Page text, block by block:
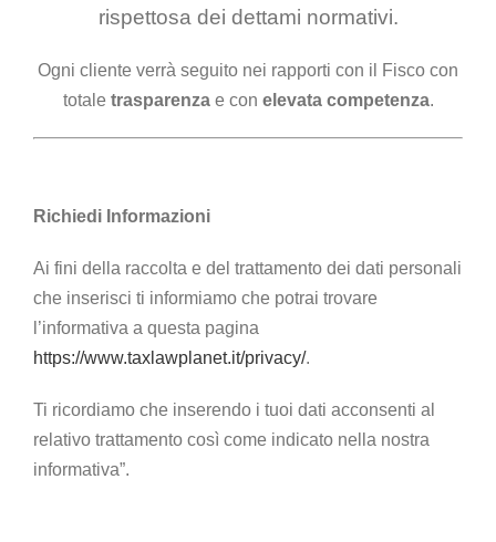
rispettosa dei dettami normativi.
Ogni cliente verrà seguito nei rapporti con il Fisco con
totale trasparenzae con elevata competenza.
Richiedi Informazioni
Ai fini della raccolta e del trattamento dei dati personali
che inserisci ti informiamo che potrai trovare
l’informativa a questa pagina
https://www.taxlawplanet.it/privacy/.
Ti ricordiamo che inserendo i tuoi dati acconsenti al
relativo trattamento così come indicato nella nostra
informativa”.